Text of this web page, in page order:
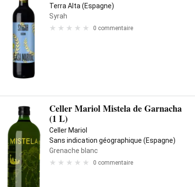
Terra Alta (Espagne)
Syrah
0 commentaire
Celler Mariol Mistela de Garnacha
(1 L)
Celler Mariol
Sans indication géographique (Espagne)
Grenache blanc
0 commentaire